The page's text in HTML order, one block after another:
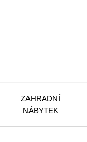
ZAHRADNÍ
NÁBYTEK